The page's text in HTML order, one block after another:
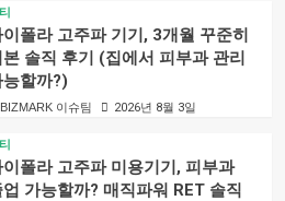
이폴라 고주파 기기, 3개월 꾸준히
솔직 후기 (집에서 피부과 관리
능할까?)
BIZMARK 이슈팀 2026년 8월 3일
이폴라 고주파 미용기기, 피부과
업 가능할까? 매직파워 RET 솔직